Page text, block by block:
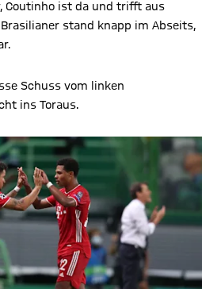
Coutinho ist da und trifft aus
stand knapp im Abseits,
Schuss vom linken
ins Toraus.